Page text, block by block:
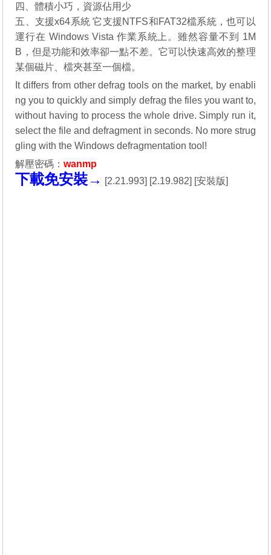
四、體積小巧，資源佔用少
五、支援x64系統 它支援NTFS和FAT32檔系統，也可以
運行在 Windows Vista 作業系統上。雖然容量不到 1M
B，但是功能和效率卻一點不差。它可以快速高效的整理
某個磁片、檔夾甚至一個檔。
It differs from other defrag tools on the market, by enabli
ng you to quickly and simply defrag the files you want to,
without having to process the whole drive. Simply run it,
select the file and defragment in seconds. No more strug
gling with the Windows defragmentation tool!
解壓密碼：wanmp
下載免安裝→ [2.21.993] [2.19.982] [安裝版]